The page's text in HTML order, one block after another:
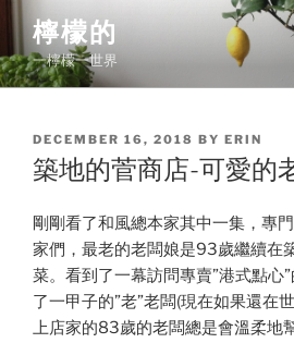
content
檸檬的
一檸檬一世界
POSTED
ON
DECEMBER 16, 2018 BY ERIN
築地的菅商店-可愛的
剛剛看了和風總本家其中一集，專
家們，最老的老闆娘是93歲繼續在
菜。看到了一幕訪問專賣”港式點心
了一甲子的”老”老闆(現在如果還在
上店家的83歲的老闆總是會溫柔地